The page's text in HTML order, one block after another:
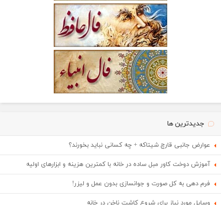
جدیدترین ها
عوارض جانبی قارچ شیتاکه + چه کسانی نباید بخورند؟
آموزش دوخت کاور مبل ساده در خانه با کمترین هزینه و ابزارهای اولیه
فرم دهی به کل صورت و جوانسازی بدون عمل و لیزر!
وسایل مورد نیاز برای شروع کاشت ناخن در خانه